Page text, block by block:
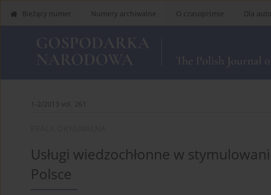
Bieżący numer Numery archiwalne O czasopiśmie Dla
1-2/2013 vol. 261
Usługi wiedzochłonne w
Polsce